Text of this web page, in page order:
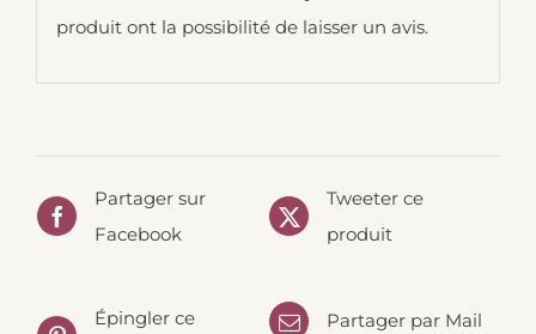
produit ont la possibilité de laisser un avis.
Partager sur
Facebook
Tweeter ce
produit
Épingler ce
Partager par Mail